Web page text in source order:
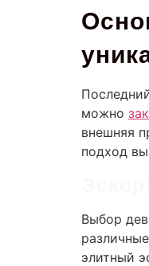
можно
внешняя
подход
Выбор
элитный